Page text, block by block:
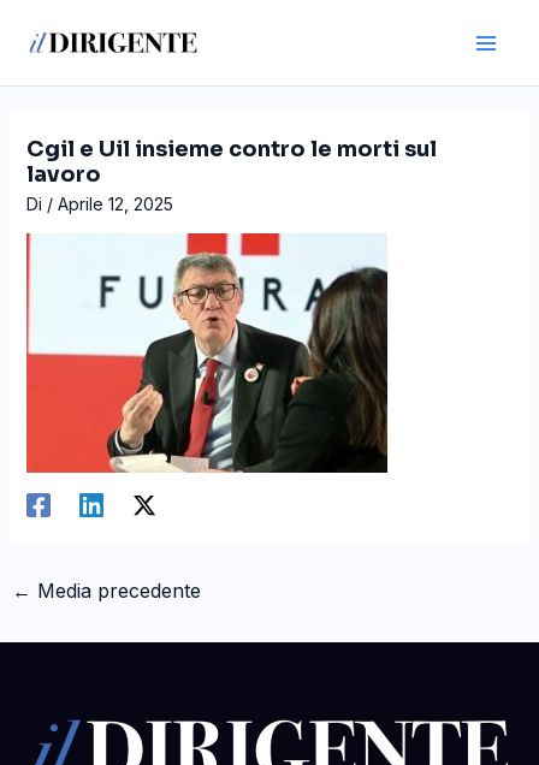
Cgil e Uil insieme contro le morti sul
lavoro
Di / Aprile 12, 2025
articoli
← Media precedente